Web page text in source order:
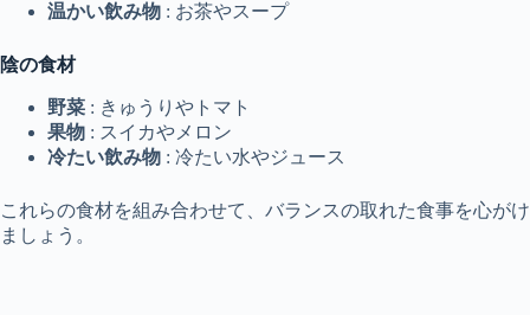
温かい飲み物 : お茶やスープ
陰の食材
野菜 : きゅうりやトマト
果物 : スイカやメロン
冷たい飲み物 : 冷たい水やジュース
これらの食材を組み合わせて、バランスの取れた食事を心がけ
ましょう。